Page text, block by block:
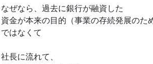
なぜなら、過去に銀行が融資した
資金が本来の目的（事業の存続発展のた
ではなくて
社長に流れて、